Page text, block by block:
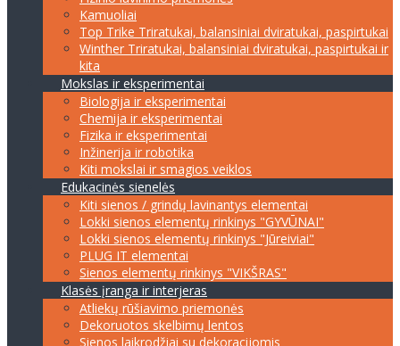
Kamuoliai
Top Trike Triratukai, balansiniai dviratukai, paspirtukai
Winther Triratukai, balansiniai dviratukai, paspirtukai ir
kita
Mokslas ir eksperimentai
Biologija ir eksperimentai
Chemija ir eksperimentai
Fizika ir eksperimentai
Inžinerija ir robotika
Kiti mokslai ir smagios veiklos
Edukacinės sienelės
Kiti sienos / grindų lavinantys elementai
Lokki sienos elementų rinkinys "GYVŪNAI"
Lokki sienos elementų rinkinys "Jūreiviai"
PLUG IT elementai
Sienos elementų rinkinys "VIKŠRAS"
Klasės įranga ir interjeras
Atliekų rūšiavimo priemonės
Dekoruotos skelbimų lentos
Sienos laikrodžiai su dekoracijomis